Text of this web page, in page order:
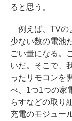
ると思う。
例えば、TVの
少ない数の電池
ごい量になる。
いだ。そこで、
ったリモコンを
べ、1つ1つの家
らすなどの取り
充電のモジュー